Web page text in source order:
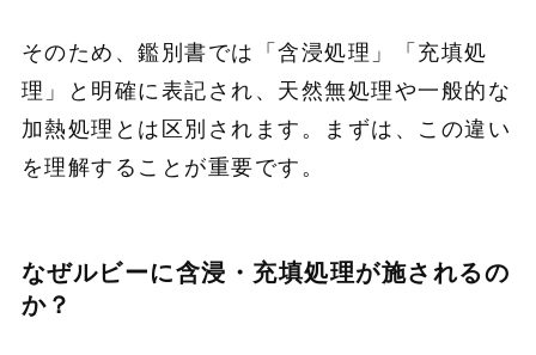
そのため、鑑別書では「含浸処理」「充填処
理」と明確に表記され、天然無処理や一般的な
加熱処理とは区別されます。まずは、この違い
を理解することが重要です。
なぜルビーに含浸・充填処理が施されるの
か？